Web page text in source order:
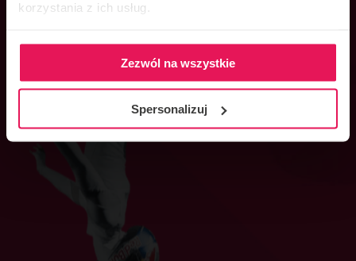
korzystania z ich usług.
Zezwól na wszystkie
Spersonalizuj
GENERATOR FILMÓW
znajdziesz tutaj.
AKCEPTUJ